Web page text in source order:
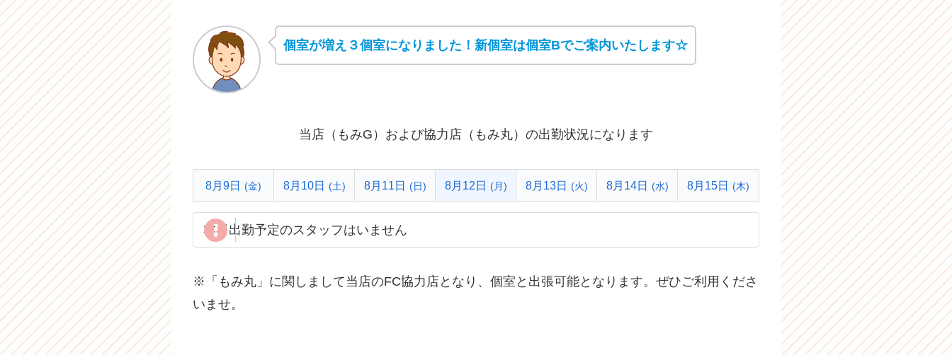
個室が増え３個室になりました！新個室は個室Bでご案内いたします☆
当店（もみG）および協力店（もみ丸）の出勤状況になります
8月9日 (金) 8月10日 (土) 8月11日 (日) 8月12日 (月) 8月13日 (火) 8月14日 (水) 8月15日 (木)
本日出勤予定のスタッフはいません
※「もみ丸」に関しまして当店のFC協力店となり、個室と出張可能となります。ぜひご利用くださ
いませ。